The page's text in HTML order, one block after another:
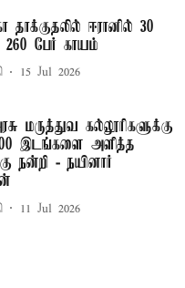
தாக்குதலில் ஈரானில் 30
260 பேர் காயம்
15 Jul 2026
மருத்துவ கல்லூரிகளுக்கு
இடங்களை அளித்த
நன்றி - நயினார்
11 Jul 2026